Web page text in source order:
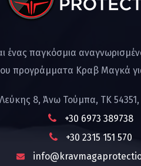
παγκόσμια
προγράμματα Κραβ Μαγκά
Λεύκης 8, Άνω Τούμπα, ΤΚ
+30 6973 389738
+30 2315 151 570